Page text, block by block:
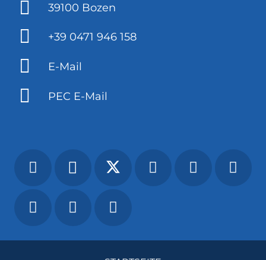
39100 Bozen
+39 0471 946 158
E-Mail
PEC E-Mail